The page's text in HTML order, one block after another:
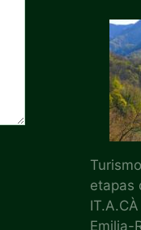
etapas
Emilia-